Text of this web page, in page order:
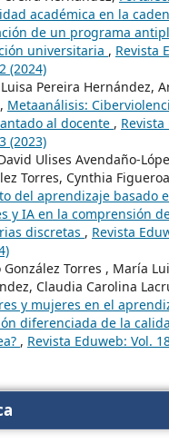
académica en la
de un programa
universitaria , Revista
(2024)
Pereira Hernández,
Metaanálisis:
al docente ,
(2023)
Ulises Avendaño-
Torres, Cynthia
del aprendizaje basado
y IA en la comprensión
discretas , Revista
Torres , María
Claudia Carolina
y mujeres en el
diferenciada de la
, Revista Eduweb: Vol.